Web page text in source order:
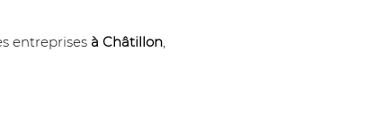
entreprises à Châtillon,